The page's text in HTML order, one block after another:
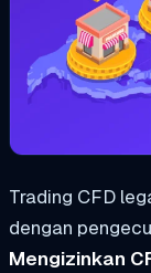
Trading CFD
dengan
Mengizinkan